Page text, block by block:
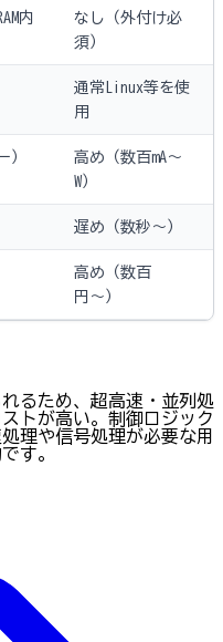
内
なし（外付け必
須）
通常Linux等を使
用
）
高め（数百mA〜
W）
遅め（数秒〜）
高め（数百
円〜）
るため、超高速・並列処
トが高い。制御ロジック
理や信号処理が必要な用
す。